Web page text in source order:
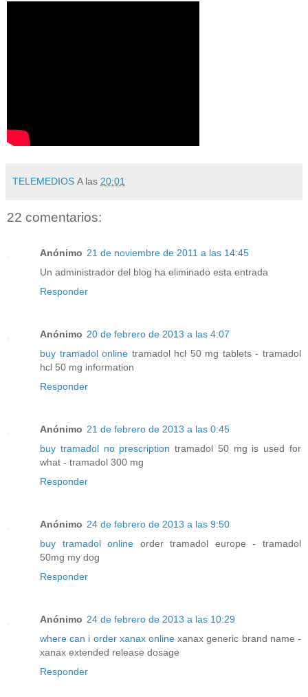
TELEMEDIOS A las 20:01
22 comentarios:
Anónimo 21 de noviembre de 2011 a las 14:45
Un administrador del blog ha eliminado esta entrada
Responder
Anónimo 20 de febrero de 2013 a las 4:07
buy tramadol online tramadol hcl 50 mg tablets - tramadol
hcl 50 mg information
Responder
Anónimo 21 de febrero de 2013 a las 0:45
buy tramadol no prescription tramadol 50 mg is used for
what - tramadol 300 mg
Responder
Anónimo 24 de febrero de 2013 a las 9:50
buy tramadol online order tramadol europe - tramadol
50mg my dog
Responder
Anónimo 24 de febrero de 2013 a las 10:29
where can i order xanax online xanax generic brand name -
xanax extended release dosage
Responder